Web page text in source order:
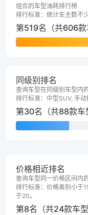
组合的车型油耗排行榜
排行标准：统计车主数不
第519名（共606款
同级别排名
查询车型在同级别车型内
排行标准：中型SUV, 手动
第30名（共88款车
价格相近排名
查询车型同一价格区间内
排行标准：价格差别小于
于20。
第8名（共24款车型